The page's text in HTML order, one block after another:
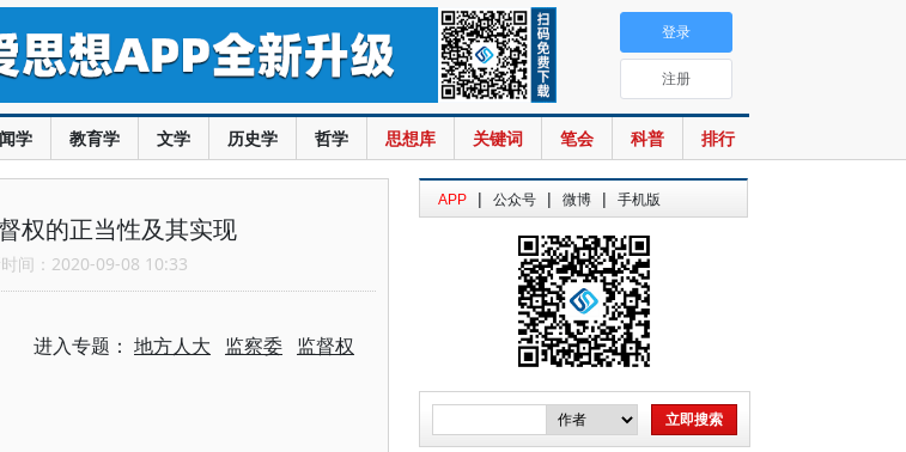
学 教育学 文学 历史学 哲学 思想库 关键词 笔会 科普 排行
登录
注册
权的正当性及其实现
间：2020-09-08 10:33
进入专题： 地方人大 监察委 监督权
APP | 公众号 | 微博 | 手机版